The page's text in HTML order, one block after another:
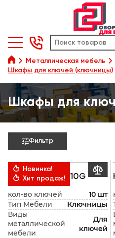


Металлическая мебель
Шкафы для ключей (ключницы)
Шкафы для
Фильтр
Ключница KEY-10G
кол-во ключей
10 шт
Тип Мебели
Ключницы
Виды
металлической
мебели
Для
ключей

Новинка!
 Хит продаж!
